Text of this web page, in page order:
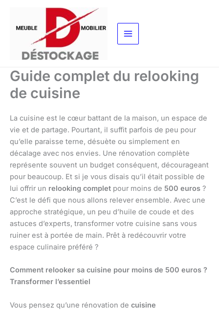
contenu
Guide complet du relooking
de cuisine
La cuisine est le cœur battant de la maison, un espace de
vie et de partage. Pourtant, il suffit parfois de peu pour
qu’elle paraisse terne, désuète ou simplement en
décalage avec nos envies. Une rénovation complète
représente souvent un budget conséquent, décourageant
pour beaucoup. Et si je vous disais qu’il était possible de
lui offrir un relooking complet pour moins de 500 euros ?
C’est le défi que nous allons relever ensemble. Avec une
approche stratégique, un peu d’huile de coude et des
astuces d’experts, transformer votre cuisine sans vous
ruiner est à portée de main. Prêt à redécouvrir votre
espace culinaire préféré ?
Comment relooker sa cuisine pour moins de 500 euros ?
Transformer l’essentiel
Vous pensez qu’une rénovation de cuisine